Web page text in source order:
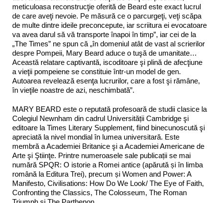
meticuloasa reconstrucţie oferită de Beard este exact lucrul
de care aveţi nevoie. Pe măsură ce o parcurgeţi, veţi scăpa
de multe dintre ideile preconcepute, iar scriitura ei evocatoare
va avea darul să vă transporte înapoi în timp”, iar cei de la
„The Times” ne spun că „în domeniul atât de vast al scrierilor
despre Pompeii, Mary Beard aduce o tuşă de umanitate…
Această relatare captivantă, iscoditoare şi plină de afecţiune
a vieţii pompeiene se constituie într-un model de gen.
Autoarea revelează esenţa lucrurilor, care a fost şi rămâne,
în vieţile noastre de azi, neschimbată”.
MARY BEARD este o reputată profesoară de studii clasice la
Colegiul Newnham din cadrul Universității Cambridge şi
editoare la Times Literary Supplement, fiind binecunoscută şi
apreciată la nivel mondial în lumea universitară. Este
membră a Academiei Britanice şi a Academiei Americane de
Arte şi Ştiinţe. Printre numeroasele sale publicații se mai
numără SPQR: O istorie a Romei antice (apărută și în limba
română la Editura Trei), precum și Women and Power: A
Manifesto, Civilisations: How Do We Look/ The Eye of Faith,
Confronting the Classics, The Colosseum, The Roman